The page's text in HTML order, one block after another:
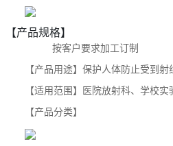
【产品规格】
按客户要求加工订制
【产品用途】 保护人体防止受到射
【适用范围】 医院放射科、学校
【产品分类】